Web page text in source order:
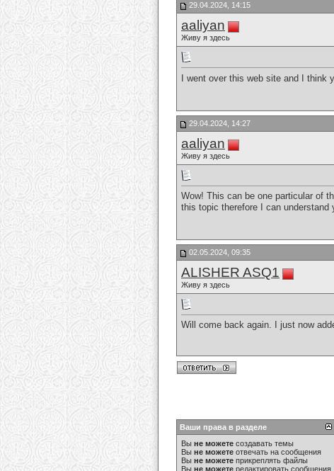
29.04.2024, 14:15
aaliyan
Живу я здесь
I went over this web site and I
29.04.2024, 14:27
aaliyan
Живу я здесь
Wow! This can be one particular of
this topic therefore I can understand
02.05.2024, 09:35
ALISHER ASQ1
Живу я здесь
Will come back again. I just now
Ваши права в разделе
Вы не можете создавать темы
Вы не можете отвечать на сообщения
Вы не можете прикреплять файлы
Вы не можете редактировать сообщения